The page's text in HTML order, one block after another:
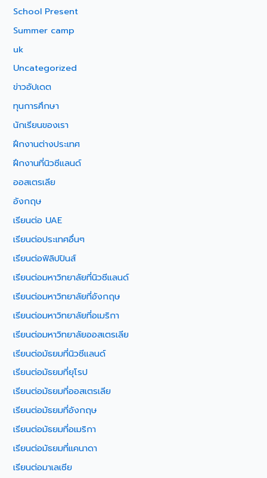
School Present
Summer camp
uk
Uncategorized
ข่าวอัปเดต
ทุนการศึกษา
นักเรียนของเรา
ฝึกงานต่างประเทศ
ฝึกงานที่นิวซีแลนด์
ออสเตรเลีย
อังกฤษ
เรียนต่อ UAE
เรียนต่อประเทศอื่นๆ
เรียนต่อฟิลิปปินส์
เรียนต่อมหาวิทยาลัยที่นิวซีแลนด์
เรียนต่อมหาวิทยาลัยที่อังกฤษ
เรียนต่อมหาวิทยาลัยที่อเมริกา
เรียนต่อมหาวิทยาลัยออสเตรเลีย
เรียนต่อมัธยมที่นิวซีแลนด์
เรียนต่อมัธยมที่ยุโรป
เรียนต่อมัธยมที่ออสเตรเลีย
เรียนต่อมัธยมที่อังกฤษ
เรียนต่อมัธยมที่อเมริกา
เรียนต่อมัธยมที่แคนาดา
เรียนต่อมาเลเซีย